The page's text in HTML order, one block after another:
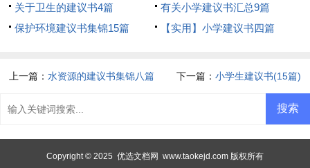
关于卫生的建议书4篇
有关小学建议书汇总9篇
保护环境建议书集锦15篇
【实用】小学建议书四篇
上一篇：水资源的建议书集锦八篇 下一篇： 小学生建议书(15篇)
Copyright © 2025 优选文档网 www.taokejd.com 版权所有